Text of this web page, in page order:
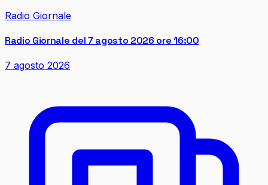
Radio Giornale
Radio Giornale del 7 agosto 2026 ore 16:00
7 agosto 2026